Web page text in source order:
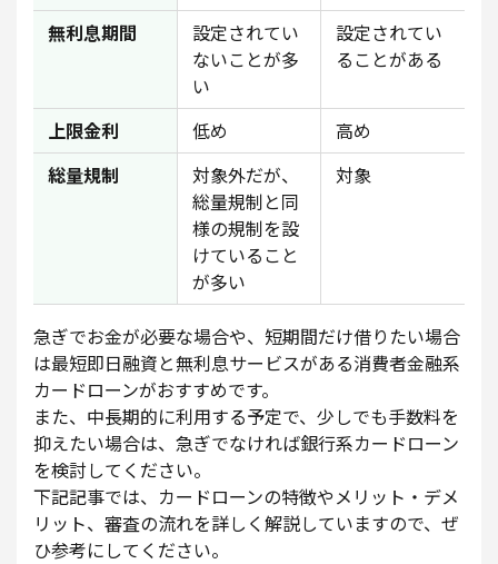
無利息期間
設定されてい
ないことが多
い
設定されてい
ることがある
上限金利 低め
高め
総量規制
対象外だが、
総量規制と同
様の規制を設
けていること
が多い
対象
急ぎでお金が必要な場合や、短期間だけ借りたい場合
は最短即日融資と無利息サービスがある消費者金融系
カードローンがおすすめです。
また、中長期的に利用する予定で、少しでも手数料を
抑えたい場合は、急ぎでなければ銀行系カードローン
を検討してください。
下記記事では、カードローンの特徴やメリット・デメ
リット、審査の流れを詳しく解説していますので、ぜ
ひ参考にしてください。